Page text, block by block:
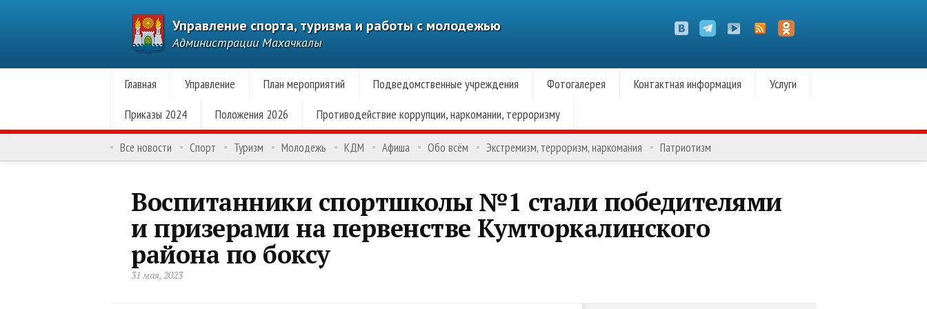
Управление спорта, туризма и работы с молодежью
Администрации Махачкалы
Главная Управление План мероприятий Подведомственные учреждения Фотогалерея Контактная информация
Услуги
Приказы 2024
Положения 2026 Противодействие коррупции, наркомании, терроризму
Все новости Спорт Туризм Молодежь КДМ Афиша Обо всём Экстремизм, терроризм, наркомания Патриотизм
Воспитанники спортшколы №1 стали победителями
и призерами на первенстве Кумторкалинского
района по боксу
31 мая, 2023